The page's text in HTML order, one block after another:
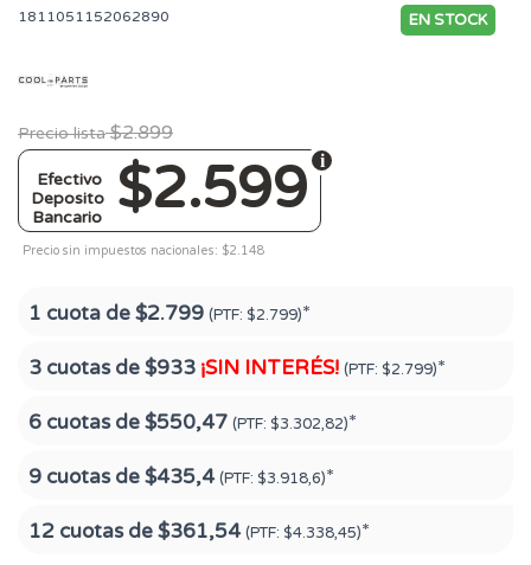
1811051152062890 EN STOCK
Precio lista $2.899
$2.599
Efectivo
Deposito
Bancario
Precio sin impuestos nacionales: $2.148
1 cuota de$2.799 (PTF: $2.799)*
3 cuotas de$933 ¡SIN INTERÉS! (PTF: $2.799)*
6 cuotas de$550,47 (PTF: $3.302,82)*
9 cuotas de$435,4 (PTF: $3.918,6)*
12 cuotas de$361,54 (PTF: $4.338,45)*